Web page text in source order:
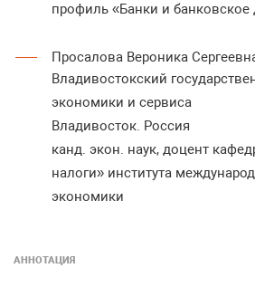
профиль «Банки и банковское
Просалова Вероника
Владивостокский
экономики и сервиса
Владивосток. Россия
канд. экон. наук, доцент
налоги» института
экономики
АННОТАЦИЯ